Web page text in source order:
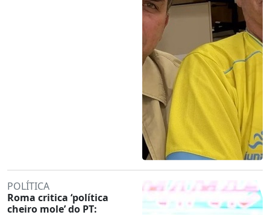
POLÍTICA
Roma critica ‘política
cheiro mole’ do PT: